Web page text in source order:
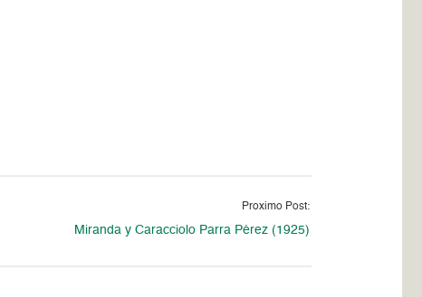
Proximo Post:
Miranda y Caracciolo Parra Pérez (1925)